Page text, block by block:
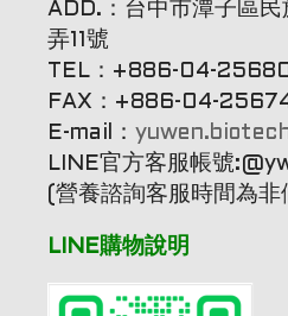
ADD.：台中市潭子區
弄11號
TEL：+886-04-
FAX：+886-04-
E-mail：
LINE官方客服帳號
(營養諮詢客服時間為非
LINE購物說明